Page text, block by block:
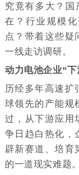
究竟有多大？国
在？行业规模
点？带着这些疑
一线走访调研。
动力电池企业“
历经多年高速扩
球领先的产能规
过，从下游应用
争日趋白热化，
辟新赛道、培育
的一道现实难题。